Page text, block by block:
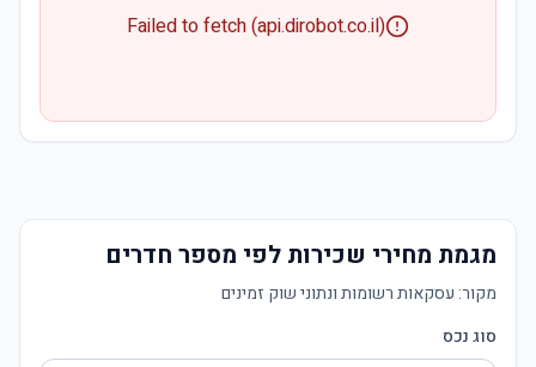
Failed to fetch (api.dirobot.co.il)
מגמת מחירי שכירות לפי מספר חדרים
מקור: עסקאות רשומות ונתוני שוק זמינים
סוג נכס